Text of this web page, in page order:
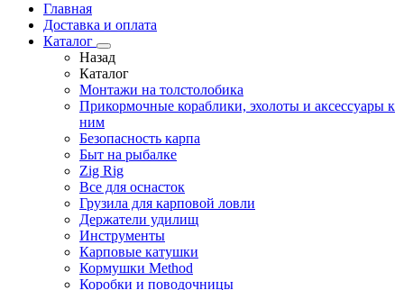
Главная
Доставка и оплата
Каталог
Назад
Каталог
Монтажи на толстолобика
Прикормочные кораблики, эхолоты и аксессуары к
ним
Безопасность карпа
Быт на рыбалке
Zig Rig
Все для оснасток
Грузила для карповой ловли
Держатели удилищ
Инструменты
Карповые катушки
Кормушки Method
Коробки и поводочницы